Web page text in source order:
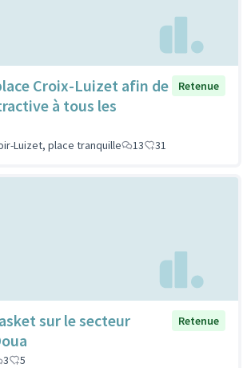
Croix-Luizet afin de
à tous les
Retenue
Luizet, place tranquille 13 31
sur le secteur
Retenue
3 5